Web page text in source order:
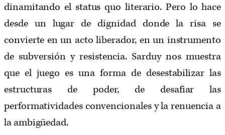
dinamitando el status quo literario. Pero lo hace
desde un lugar de dignidad donde la risa se
convierte en un acto liberador, en un instrumento
de subversión y resistencia. Sarduy nos muestra
que el juego es una forma de desestabilizar las
estructuras de poder, de desafiar las
performatividades convencionales y la renuencia a
la ambigüedad.